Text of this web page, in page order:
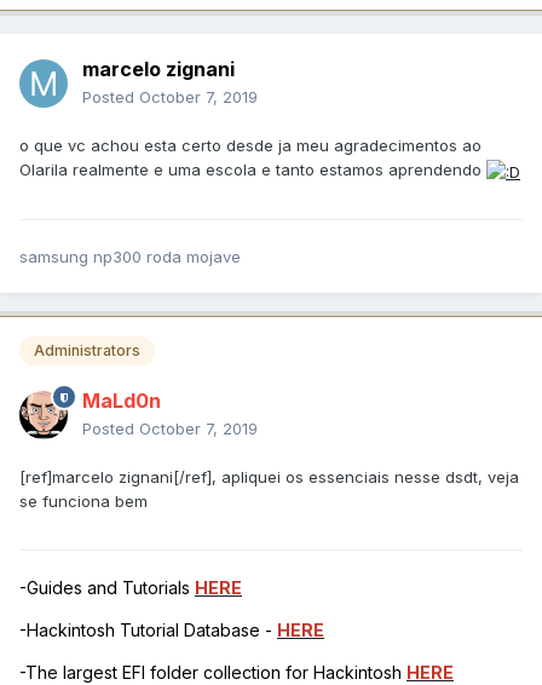
marcelo zignani
Posted October 7, 2019
o que vc achou esta certo desde ja meu agradecimentos ao
Olarila realmente e uma escola e tanto estamos aprendendo
samsung np300 roda mojave
Administrators
MaLd0n
Posted October 7, 2019
[ref]marcelo zignani[/ref], apliquei os essenciais nesse dsdt, veja
se funciona bem
-Guides and Tutorials HERE
-Hackintosh Tutorial Database - HERE
-The largest EFI folder collection for Hackintosh HERE